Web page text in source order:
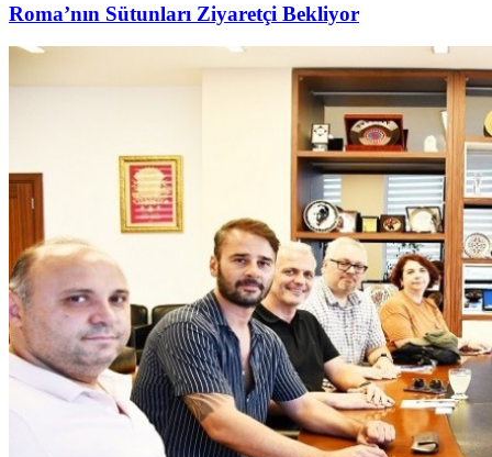
Roma’nın Sütunları Ziyaretçi Bekliyor